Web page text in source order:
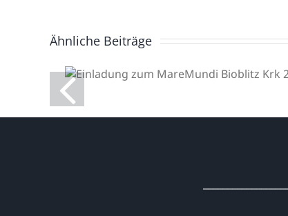
Ähnliche BeiträgeEinladung zum
MareMundi Bioblitz Krk